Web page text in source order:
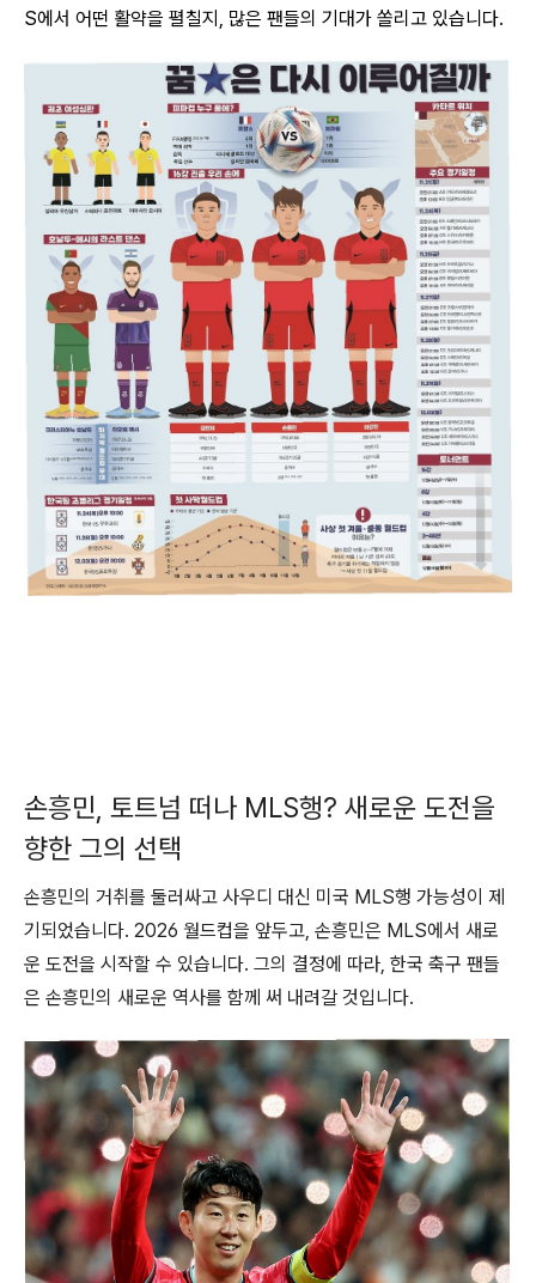
S에서 어떤 활약을 펼칠지, 많은 팬들의 기대가 쏠리고 있습니다.
손흥민, 토트넘 떠나 MLS행? 새로운 도전을
향한 그의 선택
손흥민의 거취를 둘러싸고 사우디 대신 미국 MLS행 가능성이 제
기되었습니다. 2026 월드컵을 앞두고, 손흥민은 MLS에서 새로
운 도전을 시작할 수 있습니다. 그의 결정에 따라, 한국 축구 팬들
은 손흥민의 새로운 역사를 함께 써 내려갈 것입니다.